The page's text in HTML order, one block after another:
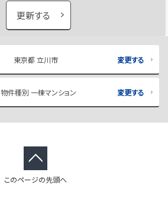
更新する
東京都 立川市 変更する
物件種別 一棟マンション 変更する
このページの先頭へ